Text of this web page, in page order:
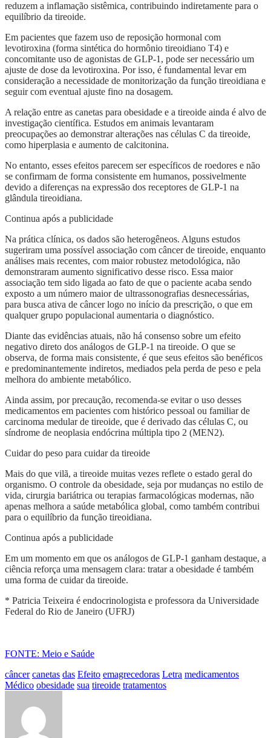
reduzem a inflamação sistêmica, contribuindo indiretamente para o
equilíbrio da tireoide.
Em pacientes que fazem uso de reposição hormonal com
levotiroxina (forma sintética do hormônio tireoidiano T4) e
concomitante uso de agonistas de GLP-1, pode ser necessário um
ajuste de dose da levotiroxina. Por isso, é fundamental levar em
consideração a necessidade de monitorização da função tireoidiana e
seguir com eventual ajuste fino na dosagem.
A relação entre as canetas para obesidade e a tireoide ainda é alvo de
investigação científica. Estudos em animais levantaram
preocupações ao demonstrar alterações nas células C da tireoide,
como hiperplasia e aumento de calcitonina.
No entanto, esses efeitos parecem ser específicos de roedores e não
se confirmam de forma consistente em humanos, possivelmente
devido a diferenças na expressão dos receptores de GLP-1 na
glândula tireoidiana.
Continua após a publicidade
Na prática clínica, os dados são heterogêneos. Alguns estudos
sugeriram uma possível associação com câncer de tireoide, enquanto
análises mais recentes, com maior robustez metodológica, não
demonstraram aumento significativo desse risco. Essa maior
associação tem sido ligada ao fato de que o paciente acaba sendo
exposto a um número maior de ultrassonografias desnecessárias,
para busca ativa de câncer logo no início da prescrição, o que em
qualquer grupo populacional aumentaria o diagnóstico.
Diante das evidências atuais, não há consenso sobre um efeito
negativo direto dos análogos de GLP-1 na tireoide. O que se
observa, de forma mais consistente, é que seus efeitos são benéficos
e predominantemente indiretos, mediados pela perda de peso e pela
melhora do ambiente metabólico.
Ainda assim, por precaução, recomenda-se evitar o uso desses
medicamentos em pacientes com histórico pessoal ou familiar de
carcinoma medular de tireoide, que é derivado das células C, ou
síndrome de neoplasia endócrina múltipla tipo 2 (MEN2).
Cuidar do peso para cuidar da tireoide
Mais do que vilã, a tireoide muitas vezes reflete o estado geral do
organismo. O controle da obesidade, seja por mudanças no estilo de
vida, cirurgia bariátrica ou terapias farmacológicas modernas, não
apenas melhora a saúde metabólica global, como também contribui
para o equilíbrio da função tireoidiana.
Continua após a publicidade
Em um momento em que os análogos de GLP-1 ganham destaque, a
ciência reforça uma mensagem clara: tratar a obesidade é também
uma forma de cuidar da tireoide.
* Patricia Teixeira é endocrinologista e professora da Universidade
Federal do Rio de Janeiro (UFRJ)
FONTE: Meio e Saúde
câncer canetas das Efeito emagrecedoras Letra medicamentos
Médico obesidade sua tireoide tratamentos